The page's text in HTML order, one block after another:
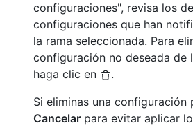
configuraciones", revisa los
configuraciones que han
la rama seleccionada. Para
configuración no deseada de
haga clic en
.
Si eliminas una configuración
Cancelar para evitar aplicar